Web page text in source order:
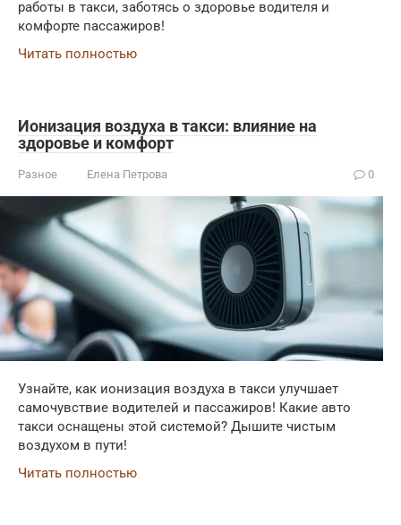
работы в такси, заботясь о здоровье водителя и
комфорте пассажиров!
Читать полностью
Ионизация воздуха в такси: влияние на
здоровье и комфорт
Разное Елена Петрова 0
Узнайте, как ионизация воздуха в такси улучшает
самочувствие водителей и пассажиров! Какие авто
такси оснащены этой системой? Дышите чистым
воздухом в пути!
Читать полностью